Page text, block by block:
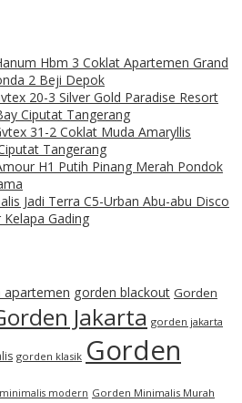
Hbm 3 Coklat Apartemen Grand
2 Beji Depok
20-3 Silver Gold Paradise Resort
Ciputat Tangerang
31-2 Coklat Muda Amaryllis
Tangerang
H1 Putih Pinang Merah Pondok
Jadi Terra C5-Urban Abu-abu Disco
Gading
apartemen gorden blackout Gorden
Jakarta gorden jakarta
gorden klasik Gorden
modern Gorden Minimalis Murah